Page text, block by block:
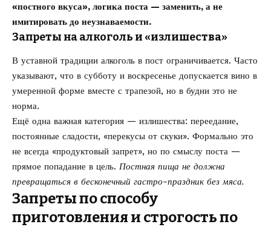
«постного вкуса», логика поста — заменить, а не
имитировать до неузнаваемости.
Запреты на алкоголь и «излишества»
В уставной традиции алкоголь в пост ограничивается. Часто
указывают, что в субботу и воскресенье допускается вино в
умеренной форме вместе с трапезой, но в будни это не
норма.
Ещё одна важная категория — излишества: переедание,
постоянные сладости, «перекусы от скуки». Формально это
не всегда «продуктовый запрет», но по смыслу поста —
прямое попадание в цель. Постная пища не должна
превращаться в бесконечный гастро-праздник без мяса.
Запреты по способу
приготовления и строгость по